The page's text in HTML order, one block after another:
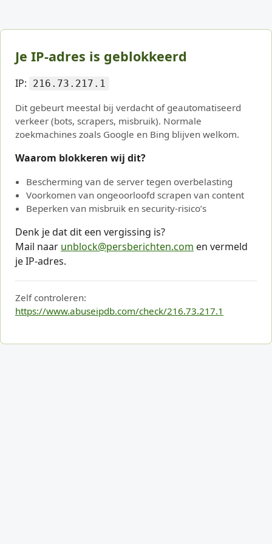
Je IP-adres is geblokkeerd
IP: 216.73.217.1
Dit gebeurt meestal bij verdacht of geautomatiseerd
verkeer (bots, scrapers, misbruik). Normale
zoekmachines zoals Google en Bing blijven welkom.
Waarom blokkeren wij dit?
Bescherming van de server tegen overbelasting
Voorkomen van ongeoorloofd scrapen van content
Beperken van misbruik en security-risico’s
Denk je dat dit een vergissing is?
Mail naar unblock@persberichten.com en vermeld
je IP-adres.
Zelf controleren:
https://www.abuseipdb.com/check/216.73.217.1